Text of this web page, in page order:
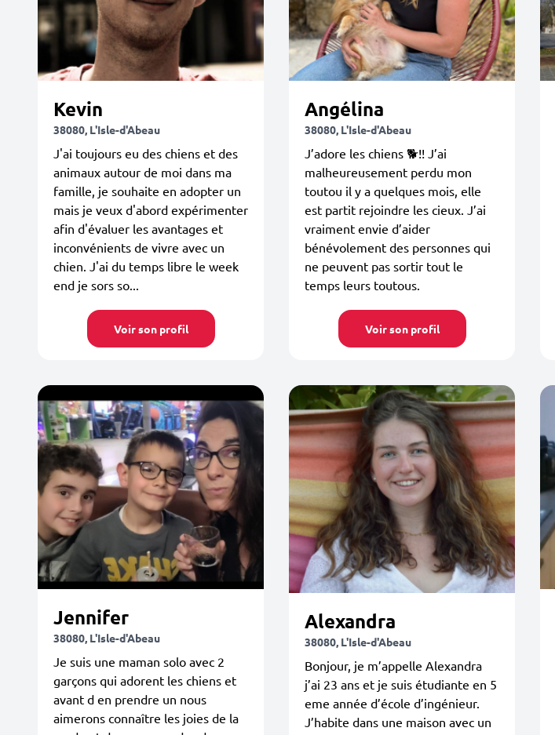
Kevin
38080, L'Isle-d'Abeau
J'ai toujours eu des chiens et des
animaux autour de moi dans ma
famille, je souhaite en adopter un
mais je veux d'abord expérimenter
afin d'évaluer les avantages et
inconvénients de vivre avec un
chien. J'ai du temps libre le week
end je sors so...
Voir son profil
Angélina
38080, L'Isle-d'Abeau
J’adore les chiens 🐕!! J’ai
malheureusement perdu mon
toutou il y a quelques mois, elle
est partit rejoindre les cieux. J’ai
vraiment envie d’aider
bénévolement des personnes qui
ne peuvent pas sortir tout le
temps leurs toutous.
Voir son profil
Jennifer
38080, L'Isle-d'Abeau
Je suis une maman solo avec 2
garçons qui adorent les chiens et
avant d en prendre un nous
aimerons connaître les joies de la
Alexandra
38080, L'Isle-d'Abeau
Bonjour, je m’appelle Alexandra
j’ai 23 ans et je suis étudiante en 5
eme année d’école d’ingénieur.
J’habite dans une maison avec un